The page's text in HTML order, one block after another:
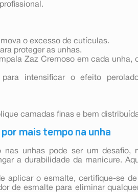
o excesso de cutículas.
proteger as unhas.
Zaz Cremoso em cada unha,
intensificar o efeito
camadas finas e bem
mais tempo na unha
nas unhas pode ser um desafio,
a durabilidade da manicure.
aplicar o esmalte, certifique-se
de esmalte para eliminar